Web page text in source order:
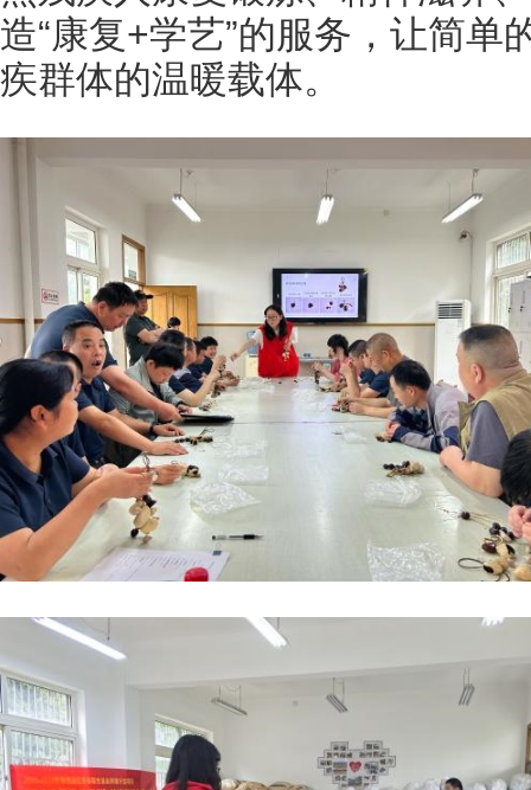
造“康复+学艺”的服务，让简单
疾群体的温暖载体。